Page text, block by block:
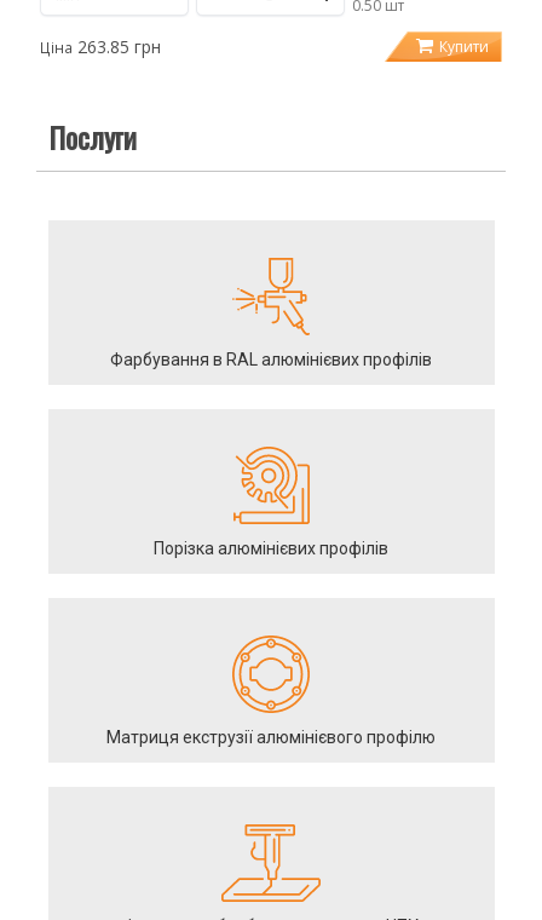
/0.50 шт
Ціна 263.85 грн Купити
Послуги
Фарбування в RAL алюмінієвих профілів
Порізка алюмінієвих профілів
Матриця екструзії алюмінієвого профілю